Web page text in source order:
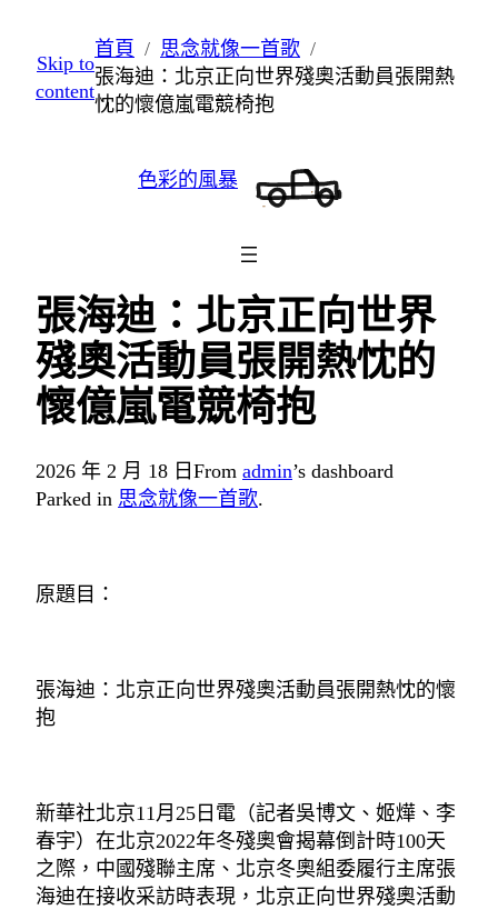
至
主
Skip to
content
首頁
思念就像一首歌
張海迪：北京正向世界殘奧活動員張開熱
忱的懷億嵐電競椅抱
色彩的風暴
張海迪：北京正向世界
殘奧活動員張開熱忱的
懷億嵐電競椅抱
2026 年 2 月 18 日 From admin’s dashboard
Parked in 思念就像一首歌.
原題目：
張海迪：北京正向世界殘奧活動員張開熱忱的懷
抱
新華社北京11月25日電（記者吳博文、姬燁、李
春宇）在北京2022年冬殘奧會揭幕倒計時100天
之際，中國殘聯主席、北京冬奧組委履行主席張
海迪在接收采訪時表現，北京正向世界殘奧活動